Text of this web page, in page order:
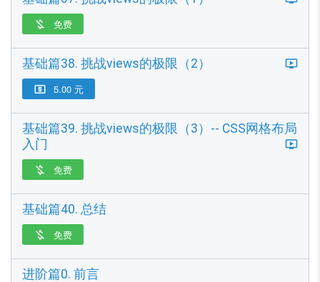
 免费
基础篇38. 挑战views的极限（2）
 5.00 元
基础篇39. 挑战views的极限（3）-- CSS网格布局
入门
 免费
基础篇40. 总结
 免费
进阶篇0. 前言